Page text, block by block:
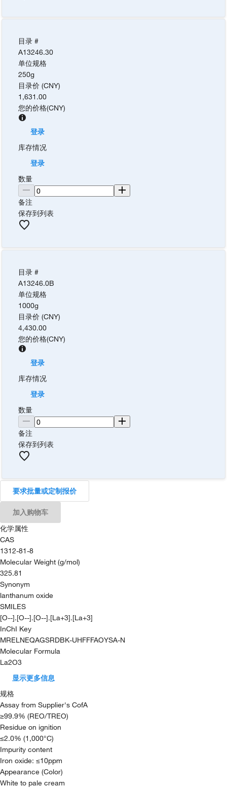
目录 #
A13246.30
单位规格
250g
目录价 (CNY)
1,631.00
您的价格(CNY)
登录
库存情况
登录
数量
备注
保存到列表
目录 #
A13246.0B
单位规格
1000g
目录价 (CNY)
4,430.00
您的价格(CNY)
登录
库存情况
登录
数量
备注
保存到列表
要求批量或定制报价
加入购物车
化学属性
CAS
1312-81-8
Molecular Weight (g/mol)
325.81
Synonym
lanthanum oxide
SMILES
[O--].[O--].[O--].[La+3].[La+3]
InChI Key
MRELNEQAGSRDBK-UHFFFAOYSA-N
Molecular Formula
La2O3
显示更多信息
规格
Assay from Supplier's CofA
≥99.9% (REO/TREO)
Residue on ignition
≤2.0% (1,000°C)
Impurity content
Iron oxide: ≤10ppm
Appearance (Color)
White to pale cream